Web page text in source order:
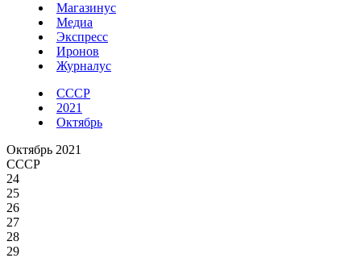
Магазинус
Медиа
Экспресс
Иронов
Журналус
СССР
2021
Октябрь
Октябрь 2021
СССР
24
25
26
27
28
29